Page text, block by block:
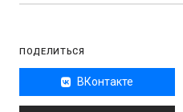
ПОДЕЛИТЬСЯ
ВКонтакте